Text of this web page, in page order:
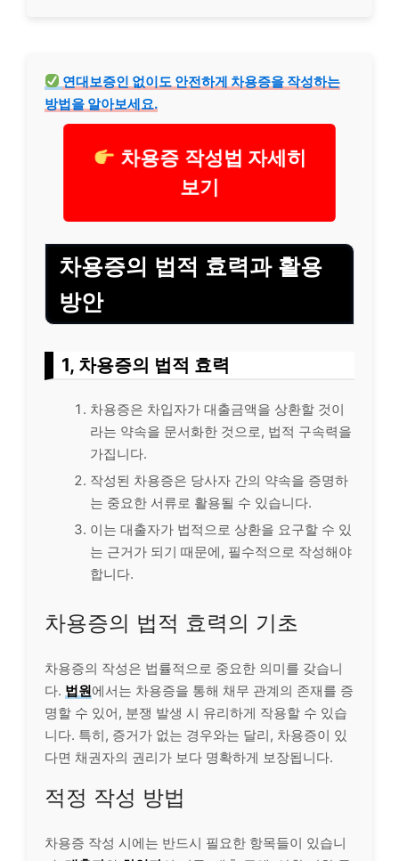
연대보증인 없이도 안전하게 차용증을 작성하는
방법을 알아보세요.
차용증 작성법 자세히
보기
차용증의 법적 효력과 활용
방안
1, 차용증의 법적 효력
차용증은 차입자가 대출금액을 상환할 것이
라는 약속을 문서화한 것으로, 법적 구속력을
가집니다.
작성된 차용증은 당사자 간의 약속을 증명하
는 중요한 서류로 활용될 수 있습니다.
이는 대출자가 법적으로 상환을 요구할 수 있
는 근거가 되기 때문에, 필수적으로 작성해야
합니다.
차용증의 법적 효력의 기초
차용증의 작성은 법률적으로 중요한 의미를 갖습니
다. 법원에서는 차용증을 통해 채무 관계의 존재를 증
명할 수 있어, 분쟁 발생 시 유리하게 작용할 수 있습
니다. 특히, 증거가 없는 경우와는 달리, 차용증이 있
다면 채권자의 권리가 보다 명확하게 보장됩니다.
적정 작성 방법
차용증 작성 시에는 반드시 필요한 항목들이 있습니